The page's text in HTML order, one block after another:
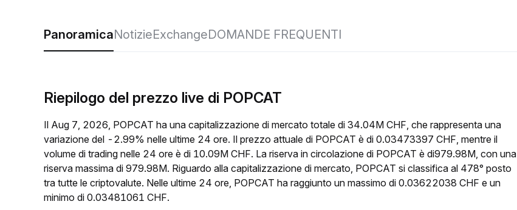
PanoramicaNotizieExchangeDOMANDE FREQUENTI
Riepilogo del prezzo live di POPCAT
Il Aug 7, 2026, POPCAT ha una capitalizzazione di mercato totale di 34.04M CHF, che rappresenta una
variazione del -2.99% nelle ultime 24 ore. Il prezzo attuale di POPCAT è di 0.03473397 CHF, mentre il
volume di trading nelle 24 ore è di 10.09M CHF. La riserva in circolazione di POPCAT è di979.98M, con una
riserva massima di 979.98M. Riguardo alla capitalizzazione di mercato, POPCAT si classifica al 478° posto
tra tutte le criptovalute. Nelle ultime 24 ore, POPCAT ha raggiunto un massimo di 0.03622038 CHF e un
minimo di 0.03481061 CHF.